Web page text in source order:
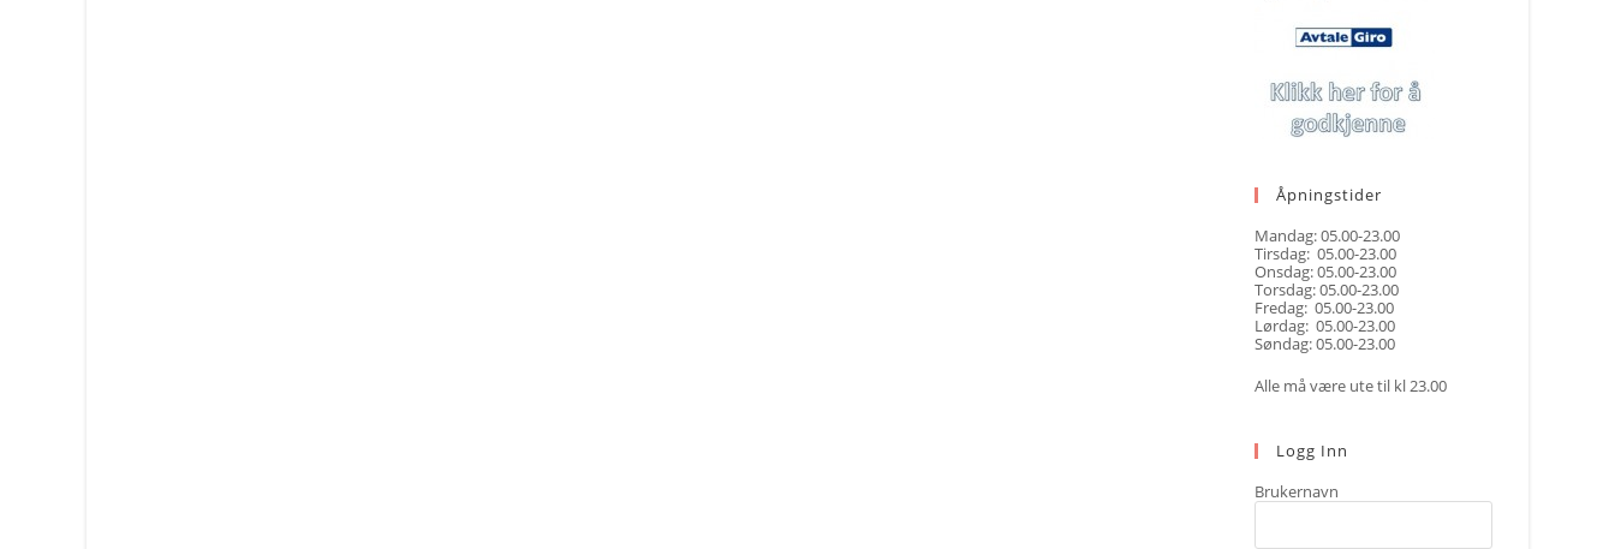
Åpningstider
Mandag: 05.00-23.00
Tirsdag: 05.00-23.00
Onsdag: 05.00-23.00
Torsdag: 05.00-23.00
Fredag: 05.00-23.00
Lørdag: 05.00-23.00
Søndag: 05.00-23.00
Alle må være ute til kl 23.00
Logg Inn
Brukernavn